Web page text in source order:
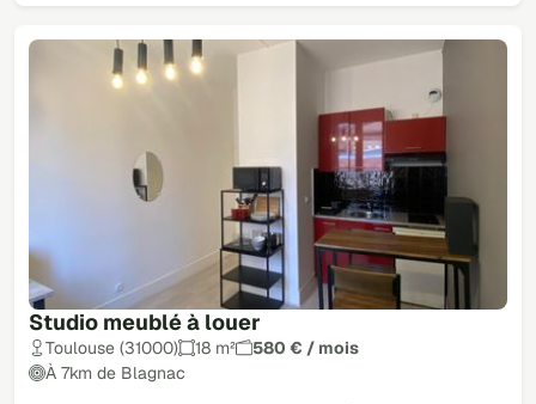
Studio meublé à louer
Toulouse (31000) 18 m²
580 € / mois
À 7km de Blagnac